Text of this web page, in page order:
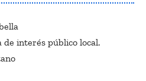
interés público local.